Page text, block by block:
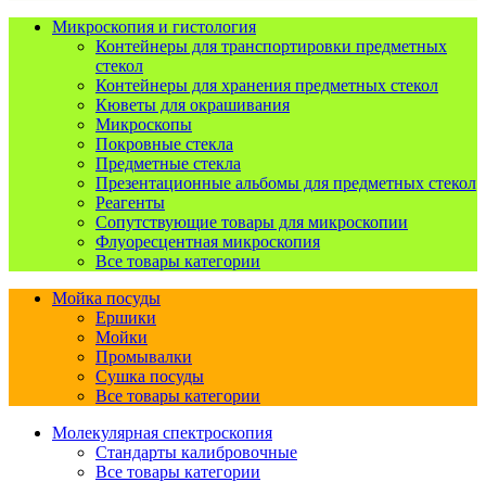
Микроскопия и гистология
Контейнеры для транспортировки предметных
стекол
Контейнеры для хранения предметных стекол
Кюветы для окрашивания
Микроскопы
Покровные стекла
Предметные стекла
Презентационные альбомы для предметных стекол
Реагенты
Сопутствующие товары для микроскопии
Флуоресцентная микроскопия
Все товары категории
Мойка посуды
Ершики
Мойки
Промывалки
Сушка посуды
Все товары категории
Молекулярная спектроскопия
Стандарты калибровочные
Все товары категории